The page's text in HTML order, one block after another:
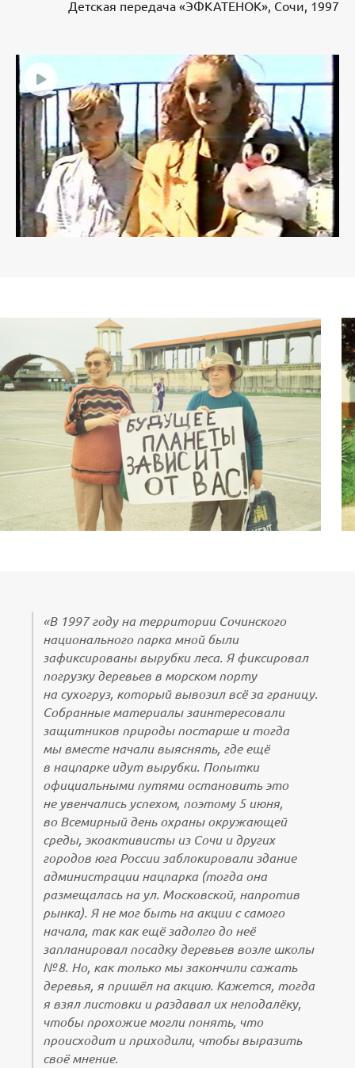
Детская передача «ЭФКАТЕНОК», Сочи, 1997
«В 1997 году на территории Сочинского
национального парка мной были
зафиксированы вырубки леса. Я фиксировал
погрузку деревьев в морском порту
на сухогруз, который вывозил всё за границу.
Собранные материалы заинтересовали
защитников природы постарше и тогда
мы вместе начали выяснять, где ещё
в нацпарке идут вырубки. Попытки
официальными путями остановить это
не увенчались успехом, поэтому 5 июня,
во Всемирный день охраны окружающей
среды, экоактивисты из Сочи и других
городов юга России заблокировали здание
администрации нацпарка (тогда она
размещалась на ул. Московской, напротив
рынка). Я не мог быть на акции с самого
начала, так как ещё задолго до неё
запланировал посадку деревьев возле школы
№ 8. Но, как только мы закончили сажать
деревья, я пришёл на акцию. Кажется, тогда
я взял листовки и раздавал их неподалёку,
чтобы прохожие могли понять, что
происходит и приходили, чтобы выразить
своё мнение.